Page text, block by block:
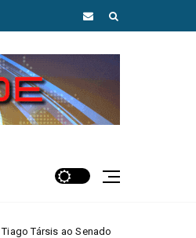
MAIS AGUAS CLARAS